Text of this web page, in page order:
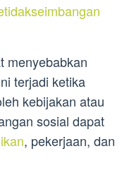
menyebabkan
terjadi ketika
kebijakan atau
sosial dapat
, pekerjaan, dan